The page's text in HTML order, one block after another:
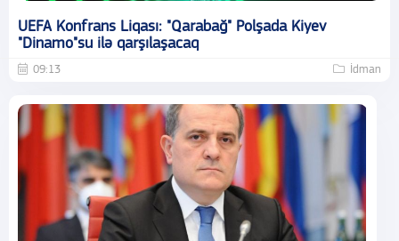
UEFA Konfrans Liqası: "Qarabağ" Polşada Kiyev
"Dinamo"su ilə qarşılaşacaq
09:13 İdman